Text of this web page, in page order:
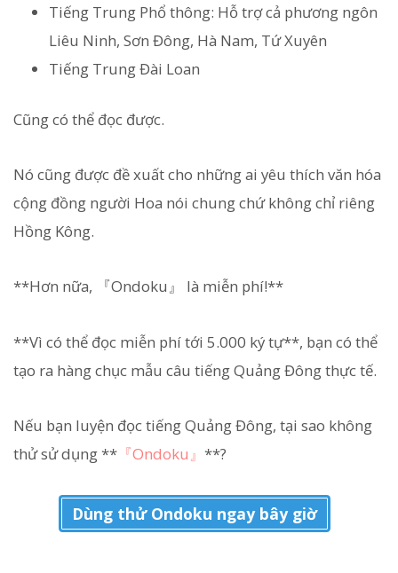
Tiếng Trung Phổ thông: Hỗ trợ cả phương ngôn
Liêu Ninh, Sơn Đông, Hà Nam, Tứ Xuyên
Tiếng Trung Đài Loan
Cũng có thể đọc được.
Nó cũng được đề xuất cho những ai yêu thích văn hóa
cộng đồng người Hoa nói chung chứ không chỉ riêng
Hồng Kông.
**Hơn nữa, 『Ondoku』 là miễn phí!**
**Vì có thể đọc miễn phí tới 5.000 ký tự**, bạn có thể
tạo ra hàng chục mẫu câu tiếng Quảng Đông thực tế.
Nếu bạn luyện đọc tiếng Quảng Đông, tại sao không
thử sử dụng ** 『Ondoku』 **?
Dùng thử Ondoku ngay bây giờ